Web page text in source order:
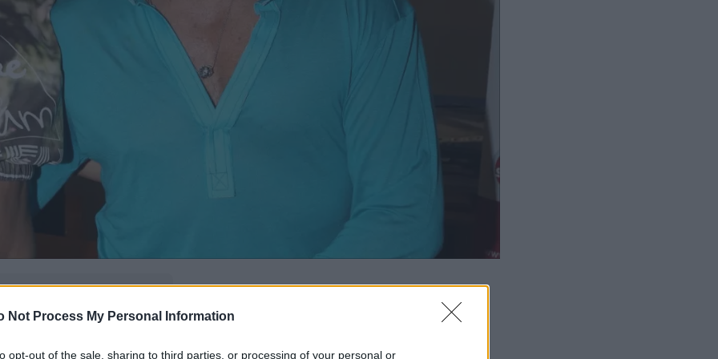
Not Process My Personal Information
opt-out of the sale, sharing to third parties, or processing of your personal or
πιο συχνά